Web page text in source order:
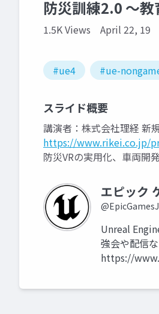
防災訓練2.0 〜教
1.5K Views April 22, 19
#ue4 #ue-
スライド概要
講演者：株式会社理経 新
https://www.rikei.co.jp/
防災VRの実用化、車両開
エピック
Unreal
強会や配信
https://